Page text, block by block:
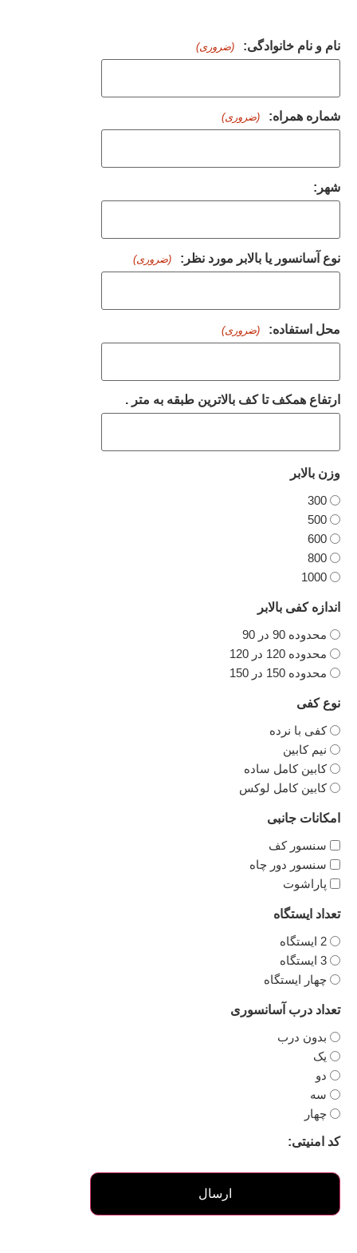
نام و نام خانوادگی: (ضروری)
شماره همراه: (ضروری)
شهر:
نوع آسانسور یا بالابر مورد نظر: (ضروری)
محل استفاده: (ضروری)
ارتفاع همکف تا کف بالاترین طبقه به متر .
وزن بالابر
300
500
600
800
1000
اندازه کفی بالابر
محدوده 90 در 90
محدوده 120 در 120
محدوده 150 در 150
نوع کفی
کفی با نرده
نیم کابین
کابین کامل ساده
کابین کامل لوکس
امکانات جانبی
سنسور کف
سنسور دور چاه
پاراشوت
تعداد ایستگاه
2 ایستگاه
3 ایستگاه
چهار ایستگاه
تعداد درب آسانسوری
بدون درب
یک
دو
سه
چهار
کد امنیتی: